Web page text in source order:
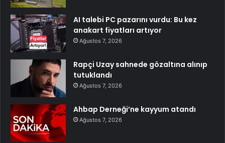
AI talebi PC pazarını vurdu: Bu kez
anakart fiyatları artıyor
Ağustos 7, 2026
Rapçi Uzay sahnede gözaltına alınıp
tutuklandı
Ağustos 7, 2026
Ahbap Derneği’ne kayyum atandı
Ağustos 7, 2026